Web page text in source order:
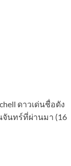
ดาวเด่นชื่อดัง
จันทร์ที่ผ่านมา (16